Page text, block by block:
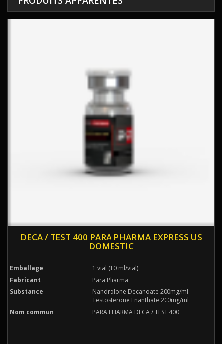
DECA / TEST 400 PARA PHARMA EXPRESS US
DOMESTIC
Emballage
1 vial (10 ml/vial)
Fabricant
Para Pharma
Substance
Nandrolone Decanoate 200mg/ml
Testosterone Enanthate 200mg/ml
Nom commun
PARA PHARMA DECA / TEST 400